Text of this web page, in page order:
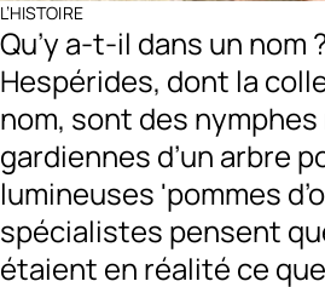
L’HISTOIRE
Qu’y a-t-il dans un nom
Hespérides, dont la
nom, sont des
gardiennes d’un arbre
lumineuses 'pommes
spécialistes pensent
étaient en réalité ce